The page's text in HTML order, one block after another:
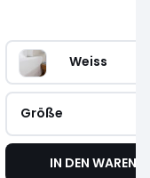
Weiss
Größe
IN DEN